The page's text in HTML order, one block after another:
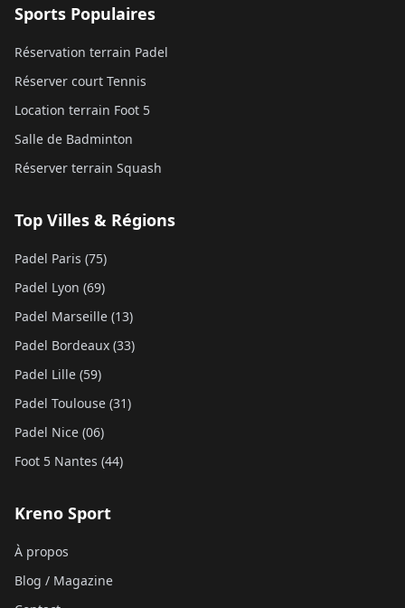
Sports Populaires
Réservation terrain Padel
Réserver court Tennis
Location terrain Foot 5
Salle de Badminton
Réserver terrain Squash
Top Villes & Régions
Padel Paris (75)
Padel Lyon (69)
Padel Marseille (13)
Padel Bordeaux (33)
Padel Lille (59)
Padel Toulouse (31)
Padel Nice (06)
Foot 5 Nantes (44)
Kreno Sport
À propos
Blog / Magazine